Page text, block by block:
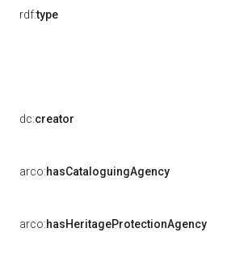
rdf:type
dc:creator
arco:hasCataloguingAgency
arco:hasHeritageProtectionAgency